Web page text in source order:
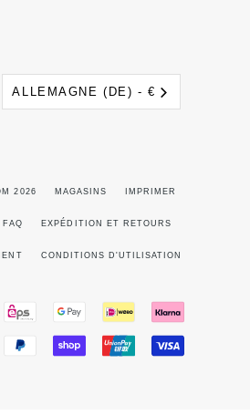
Devise
ALLEMAGNE (DE) - €
2026 MAGASINS IMPRIMER
FAQ EXPÉDITION ET RETOURS
CONDITIONS D'UTILISATION